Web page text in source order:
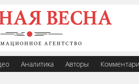
Аналитика Авторы